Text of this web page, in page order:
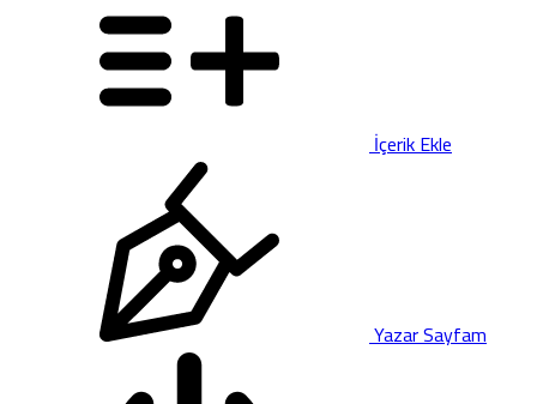
İçerik Ekle
Yazar Sayfam